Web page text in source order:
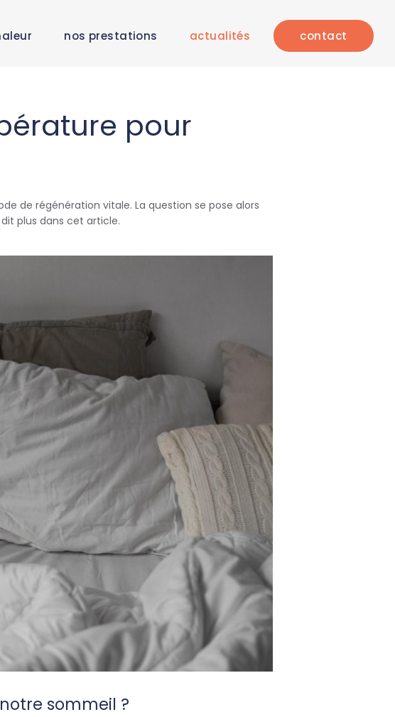
nos prestations actualités contact
pour
de régénération vitale. La question se pose alors
plus dans cet article.
sommeil ?